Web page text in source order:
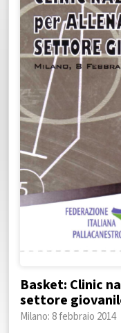
Basket: Clinic
settore
Milano: 8 febbraio 2014